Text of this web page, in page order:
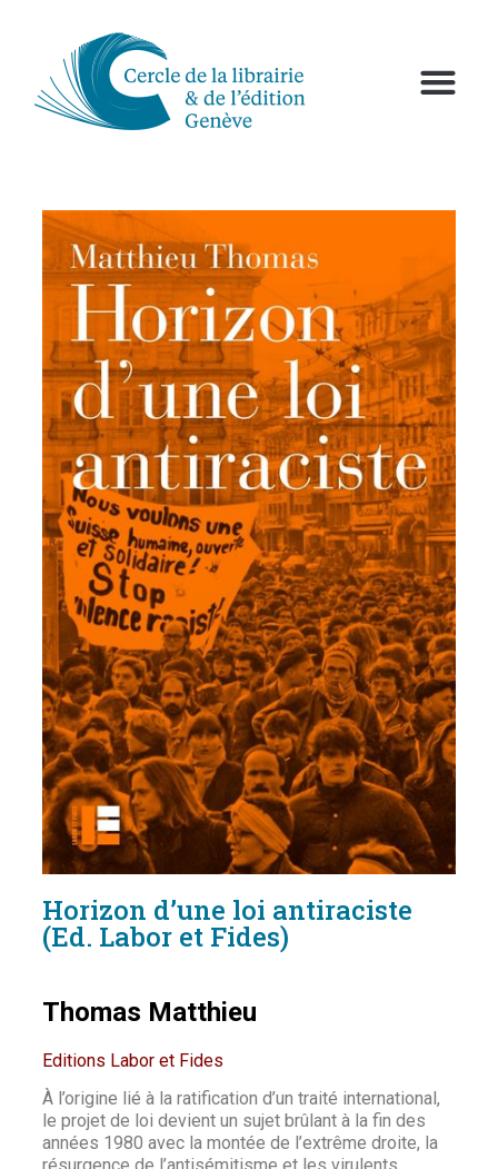
Horizon d’une loi antiraciste
(Ed. Labor et Fides)
Thomas Matthieu
Editions Labor et Fides
À l’origine lié à la ratification d’un traité international,
le projet de loi devient un sujet brûlant à la fin des
années 1980 avec la montée de l’extrême droite, la